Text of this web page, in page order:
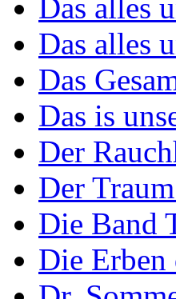
Das alles
Das alles
Das
Das is
Der
Der
Die Band
Die Erben